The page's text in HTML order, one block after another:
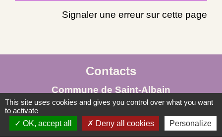
Signaler une erreur sur cette page
Contacts
Commune de Saint-Albain
Place de la Mairie
71260 Saint-Albain - FRANCE
+33 3 85 27 90 80
This site uses cookies and gives you control over what you want
to activate
OK, accept all
Deny all cookies Personalize